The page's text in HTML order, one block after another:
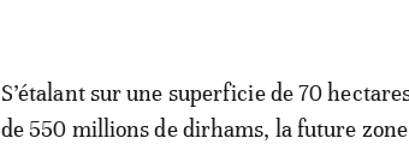
S’étalant sur une superficie de 70
de 550 millions de dirhams, la future